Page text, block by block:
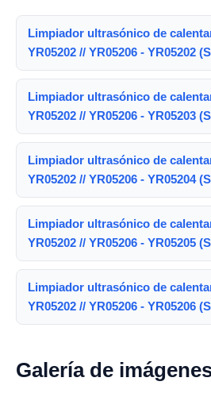
Limpiador ultrasónico de
YR05202 // YR05206 - YR05202
Limpiador ultrasónico de
YR05202 // YR05206 - YR05203
Limpiador ultrasónico de
YR05202 // YR05206 - YR05204
Limpiador ultrasónico de
YR05202 // YR05206 - YR05205
Limpiador ultrasónico de
YR05202 // YR05206 - YR05206
Galería de